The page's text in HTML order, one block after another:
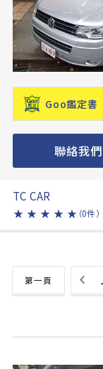
Goo鑑定書
聯絡我們
TC CAR
★ ★ ★ ★ ★ （0件）
第一頁